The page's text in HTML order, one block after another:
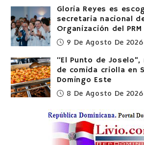
Gloria Reyes es
secretaria nacional
Organización del PRM
9 De Agosto De 2026
“El Punto de
de comida criolla en
Domingo Este
8 De Agosto De 2026